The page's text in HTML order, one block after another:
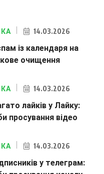
14.03.2026
із календаря на
очищення
14.03.2026
лайків у Лайку:
просування відео
14.03.2026
у телеграм: